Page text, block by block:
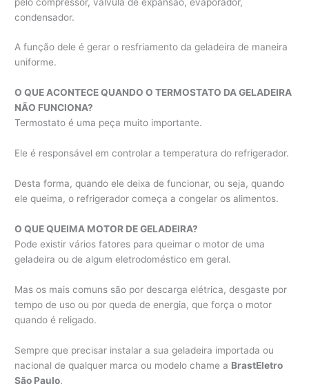
condensador.
A função dele é gerar o resfriamento da geladeira de maneira
uniforme.
O QUE ACONTECE QUANDO O TERMOSTATO DA GELADEIRA
NÃO FUNCIONA?
Termostato é uma peça muito importante.
Ele é responsável em controlar a temperatura do refrigerador.
Desta forma, quando ele deixa de funcionar, ou seja, quando
ele queima, o refrigerador começa a congelar os alimentos.
O QUE QUEIMA MOTOR DE GELADEIRA?
Pode existir vários fatores para queimar o motor de uma
geladeira ou de algum eletrodoméstico em geral.
Mas os mais comuns são por descarga elétrica, desgaste por
tempo de uso ou por queda de energia, que força o motor
quando é religado.
Sempre que precisar instalar a sua geladeira importada ou
nacional de qualquer marca ou modelo chame a BrastEletro
São Paulo.